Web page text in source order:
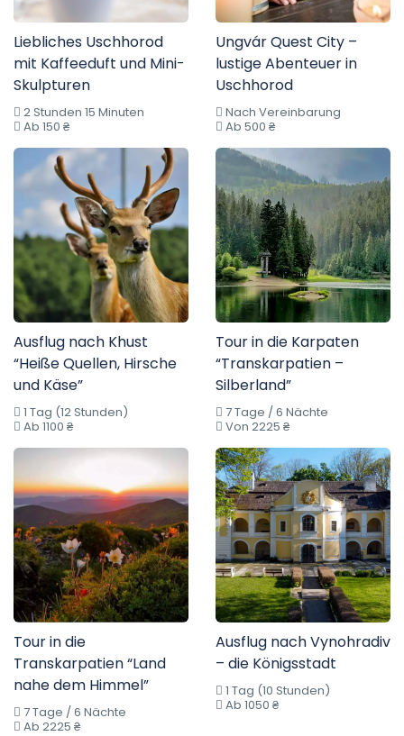
Liebliches Uschhorod
mit Kaffeeduft und Mini-
Skulpturen
2 Stunden 15 Minuten
Ab 150 ₴
Ungvár Quest City –
lustige Abenteuer in
Uschhorod
Nach Vereinbarung
Ab 500 ₴
Ausflug nach Khust
“Heiße Quellen, Hirsche
und Käse”
1 Tag (12 Stunden)
Ab 1100 ₴
Tour in die Karpaten
“Transkarpatien –
Silberland”
7 Tage / 6 Nächte
Von 2225 ₴
Tour in die
Transkarpatien “Land
nahe dem Himmel”
7 Tage / 6 Nächte
Ab 2225 ₴
Ausflug nach Vynohradiv
– die Königsstadt
1 Tag (10 Stunden)
Ab 1050 ₴